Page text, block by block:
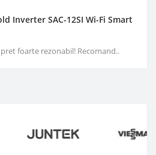
Inverter SAC-12SI Wi-Fi Smart
foarte rezonabil! Recomand..